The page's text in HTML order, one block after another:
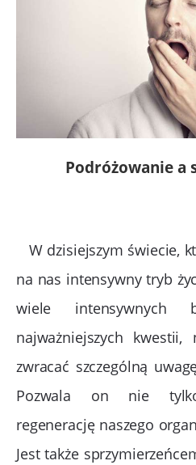
Podróżowanie a
W dzisiejszym świecie,
na nas intensywny tryb
wiele intensywnych
najważniejszych
zwracać szczególną
Pozwala on nie
regenerację naszego
Jest także